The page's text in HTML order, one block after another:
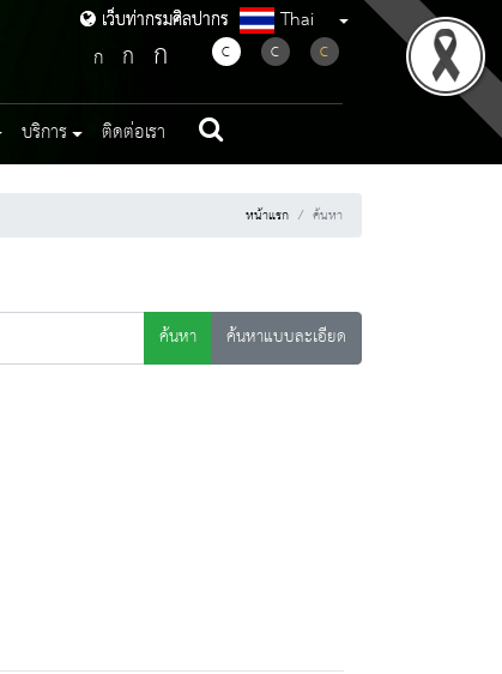
เว็บท่ากรมศิลปากร
เว็บท่ากรมศิลปากร Thai
ก ก ก C C C
บริการ ติดต่อเรา
หน้าแรก ค้นหา
ค้นหา
ค้นหาแบบละเอียด